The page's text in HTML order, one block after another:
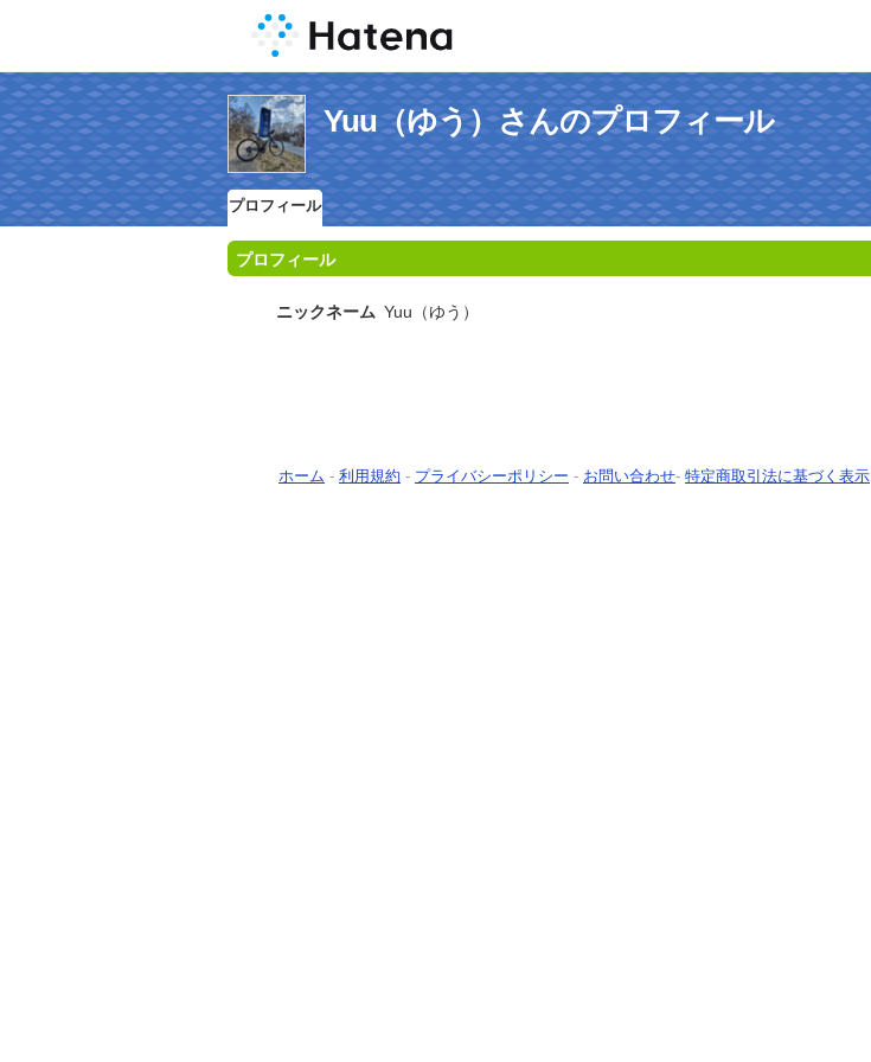
Yuu（ゆう）さんのプロフィール
プロフィール
プロフィール
ニックネーム Yuu（ゆう）
ホーム - 利用規約 - プライバシーポリシー - お問い合わせ- 特定商取引法に基づく表示